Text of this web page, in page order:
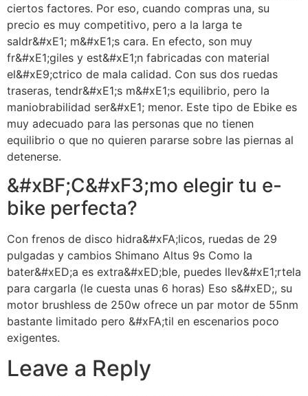
ciertos factores. Por eso, cuando compras una, su
precio es muy competitivo, pero a la larga te
saldr&#xE1; m&#xE1;s cara. En efecto, son muy
fr&#xE1;giles y est&#xE1;n fabricadas con material
el&#xE9;ctrico de mala calidad. Con sus dos ruedas
traseras, tendr&#xE1;s m&#xE1;s equilibrio, pero la
maniobrabilidad ser&#xE1; menor. Este tipo de Ebike es
muy adecuado para las personas que no tienen
equilibrio o que no quieren pararse sobre las piernas al
detenerse.
&#xBF;C&#xF3;mo elegir tu e-
bike perfecta?
Con frenos de disco hidra&#xFA;licos, ruedas de 29
pulgadas y cambios Shimano Altus 9s Como la
bater&#xED;a es extra&#xED;ble, puedes llev&#xE1;rtela
para cargarla (le cuesta unas 6 horas) Eso s&#xED;, su
motor brushless de 250w ofrece un par motor de 55nm
bastante limitado pero &#xFA;til en escenarios poco
exigentes.
Leave a Reply